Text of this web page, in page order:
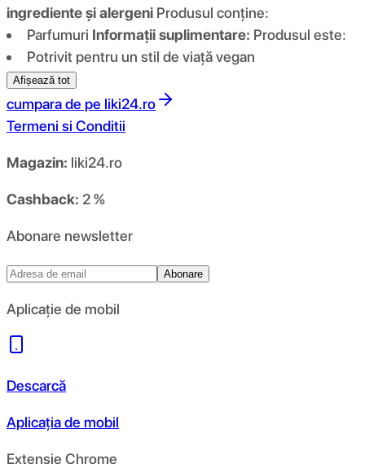
ingrediente și alergeni Produsul conține:
Parfumuri Informații suplimentare: Produsul este:
Potrivit pentru un stil de viață vegan
Afișează tot
cumpara de pe liki24.ro
Termeni si Conditii
Magazin: liki24.ro
Cashback: 2 %
Abonare newsletter
Abonare
Aplicație de mobil
Descarcă
Aplicația de mobil
Extensie Chrome